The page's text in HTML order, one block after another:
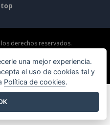
derechos reservados.
Política de privacidad
una mejor experiencia.
el uso de cookies tal y
Política de cookies.